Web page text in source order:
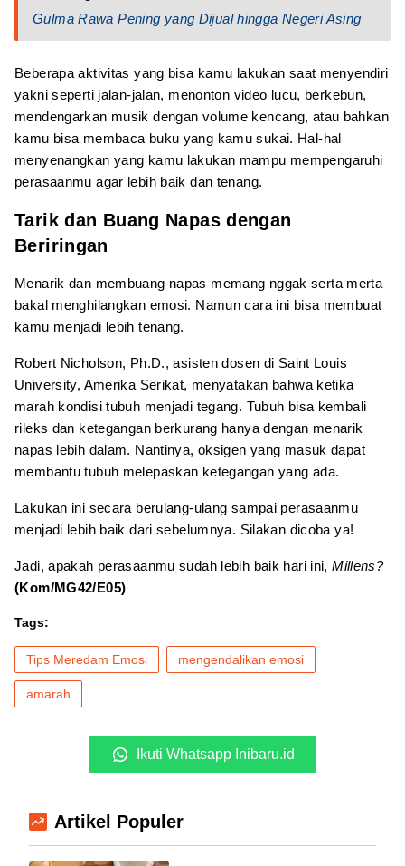
Gulma Rawa Pening yang Dijual hingga Negeri Asing
Beberapa aktivitas yang bisa kamu lakukan saat menyendiri
yakni seperti jalan-jalan, menonton video lucu, berkebun,
mendengarkan musik dengan volume kencang, atau bahkan
kamu bisa membaca buku yang kamu sukai. Hal-hal
menyenangkan yang kamu lakukan mampu mempengaruhi
perasaanmu agar lebih baik dan tenang.
Tarik dan Buang Napas dengan
Beriringan
Menarik dan membuang napas memang nggak serta merta
bakal menghilangkan emosi. Namun cara ini bisa membuat
kamu menjadi lebih tenang.
Robert Nicholson, Ph.D., asisten dosen di Saint Louis
University, Amerika Serikat, menyatakan bahwa ketika
marah kondisi tubuh menjadi tegang. Tubuh bisa kembali
rileks dan ketegangan berkurang hanya dengan menarik
napas lebih dalam. Nantinya, oksigen yang masuk dapat
membantu tubuh melepaskan ketegangan yang ada.
Lakukan ini secara berulang-ulang sampai perasaanmu
menjadi lebih baik dari sebelumnya. Silakan dicoba ya!
Jadi, apakah perasaanmu sudah lebih baik hari ini,Millens?
(Kom/MG42/E05)
Tags:
Tips Meredam Emosi mengendalikan emosi
amarah
Ikuti Whatsapp Inibaru.id
Artikel Populer